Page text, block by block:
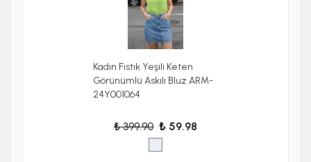
Kadın Fıstık Yeşili Keten
Görünümlü Askılı Bluz ARM-
24Y001064
₺ 399.90 ₺ 59.98